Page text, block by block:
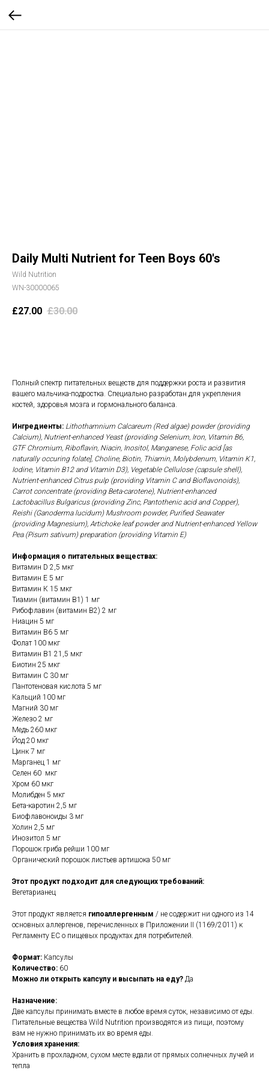
Daily Multi Nutrient for Teen Boys 60's
Wild Nutrition
WN-30000065
£27.00 £30.00
Полный спектр питательных веществ для поддержки роста и развития
вашего мальчика-подростка. Специально разработан для укрепления
костей, здоровья мозга и гормонального баланса.
Ингредиенты: Lithothamnium Calcareum (Red algae) powder (providing
Calcium), Nutrient-enhanced Yeast (providing Selenium, Iron, Vitamin B6,
GTF Chromium, Riboflavin, Niacin, Inositol, Manganese, Folic acid [as
naturally occuring folate], Choline, Biotin, Thiamin, Molybdenum, Vitamin K1,
Iodine, Vitamin B12 and Vitamin D3), Vegetable Cellulose (capsule shell),
Nutrient-enhanced Citrus pulp (providing Vitamin C and Bioflavonoids),
Carrot concentrate (providing Beta-carotene), Nutrient-enhanced
Lactobacillus Bulgaricus (providing Zinc, Pantothenic acid and Copper),
Reishi (Ganoderma lucidum) Mushroom powder, Purified Seawater
(providing Magnesium), Artichoke leaf powder and Nutrient-enhanced Yellow
Pea (Pisum sativum) preparation (providing Vitamin E)
Информация о питательных веществах:
Витамин D 2,5 мкг
Витамин Е 5 мг
Витамин К 15 мкг
Тиамин (витамин B1) 1 мг
Рибофлавин (витамин B2) 2 мг
Ниацин 5 мг
Витамин В6 5 мг
Фолат 100 мкг
Витамин B1 21,5 мкг
Биотин 25 мкг
Витамин С 30 мг
Пантотеновая кислота 5 мг
Кальций 100 мг
Магний 30 мг
Железо 2 мг
Медь 260 мкг
Йод 20 мкг
Цинк 7 мг
Марганец 1 мг
Селен 60 мкг
Хром 60 мкг
Молибден 5 мкг
Бета-каротин 2,5 мг
Биофлавоноиды 3 мг
Холин 2,5 мг
Инозитол 5 мг
Порошок гриба рейши 100 мг
Органический порошок листьев артишока 50 мг
Этот продукт подходит для следующих требований:
Вегетарианец
Этот продукт является гипоаллергенным / не содержит ни одного из 14
основных аллергенов, перечисленных в Приложении II (1169/2011) к
Регламенту ЕС о пищевых продуктах для потребителей.
Формат: Капсулы
Количество: 60
Можно ли открыть капсулу и высыпать на еду? Да
Назначение:
Две капсулы принимать вместе в любое время суток, независимо от еды.
Питательные вещества Wild Nutrition производятся из пищи, поэтому
вам не нужно принимать их во время еды.
Условия хранения:
Хранить в прохладном, сухом месте вдали от прямых солнечных лучей и
тепла